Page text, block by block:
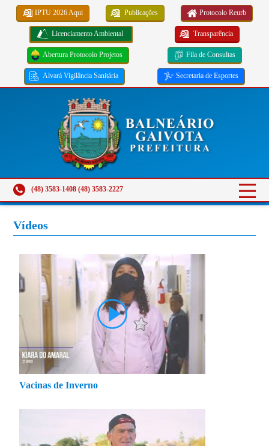
IPTU 2026 Aqui Publicações Protocolo Reurb
Licenciamento Ambiental Transparência
Abertura Protocolo Projetos Fila de Consultas
Alvará Vigilância Sanitária Secretaria de Esportes
(48) 3583-1408 (48) 3583-2227
Vídeos
Vacinas de Inverno